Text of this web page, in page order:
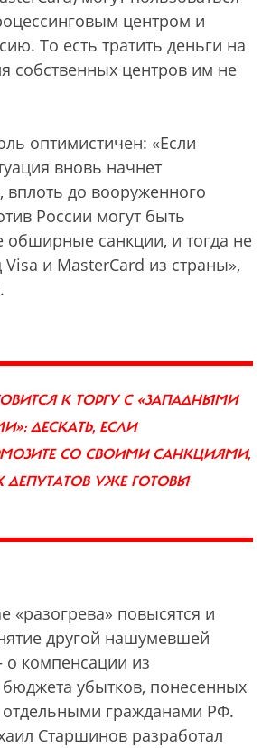
центром и
То есть тратить деньги на
собственных центров им не
оптимистичен: «Если
вновь начнет
вплоть до вооруженного
России могут быть
обширные санкции, и тогда не
и MasterCard из страны»,
К ТОРГУ С «ЗАПАДНЫМИ
ДЕСКАТЬ, ЕСЛИ
СО СВОИМИ САНКЦИЯМИ,
УЖЕ ГОТОВЫ
«разогрева» повысятся и
другой нашумевшей
компенсации из
убытков, понесенных
гражданами РФ.
Старшинов разработал